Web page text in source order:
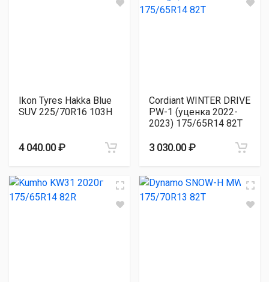
Ikon Tyres Hakka Blue
SUV 225/70R16 103H
4 040.00 ₽
Cordiant WINTER DRIVE
PW-1 (уценка 2022-
2023) 175/65R14 82T
3 030.00 ₽